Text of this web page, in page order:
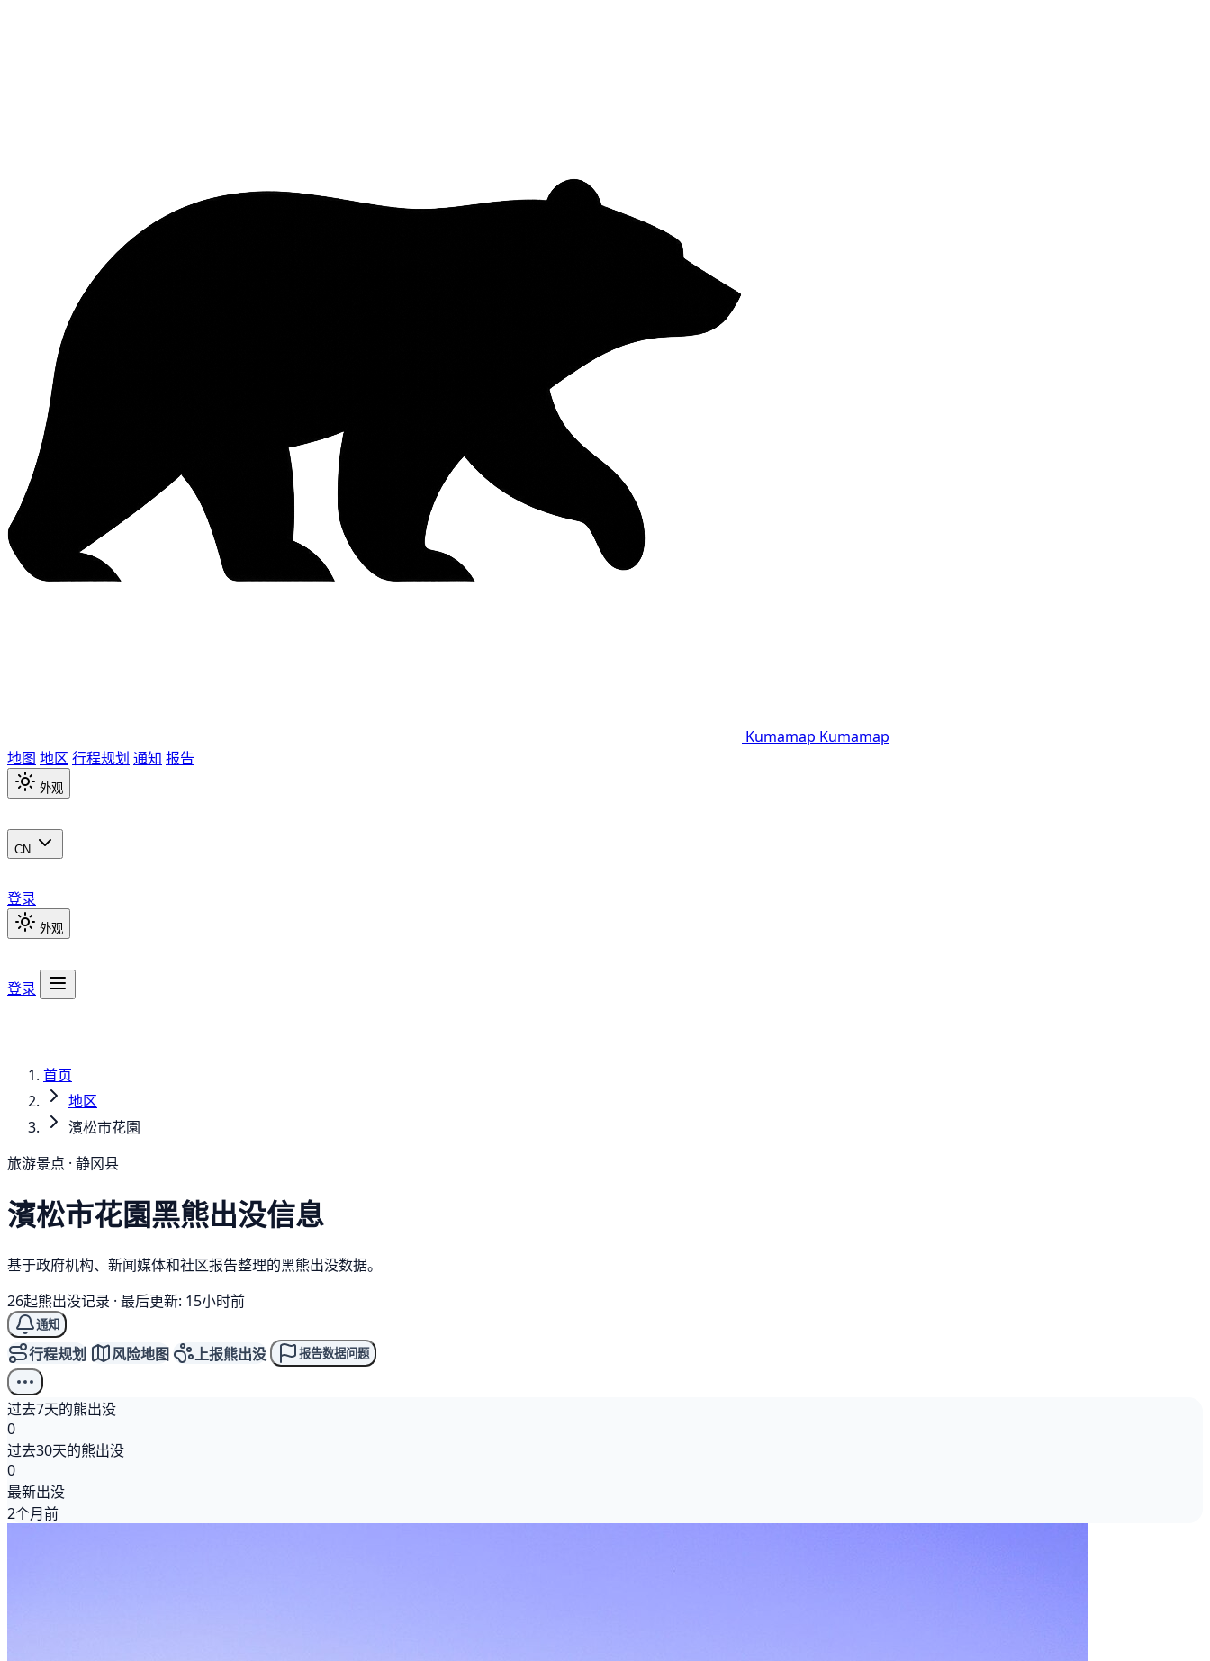
Kumamap Kumamap
地图 地区 行程规划 通知 报告
外观
CN
登录
外观
登录
首页
地区
濱松市花園
旅游景点 · 静冈县
濱松市花園黑熊出没信息
基于政府机构、新闻媒体和社区报告整理的黑熊出没数据。
26起熊出没记录 · 最后更新: 15小时前
通知
行程规划 风险地图 上报熊出没 报告数据问题
过去7天的熊出没
0
过去30天的熊出没
0
最新出没
2个月前